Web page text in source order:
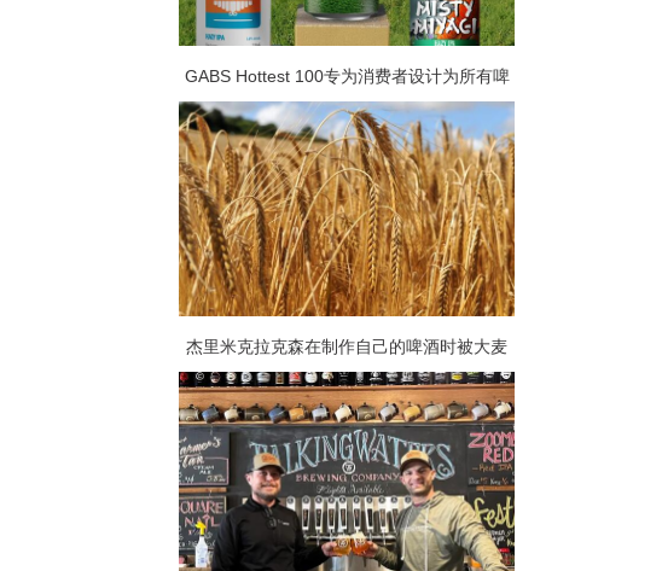
GABS Hottest 100专为消费者设计为所有啤
酒爱好者提供了庆祝他们最喜欢的啤酒的机
会
杰里米克拉克森在制作自己的啤酒时被大麦
加价吓坏了